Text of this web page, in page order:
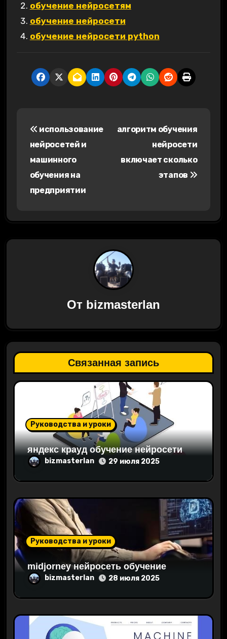
обучение нейросетям
обучение нейросети
обучение нейросети python
а
ц
о
з
а
п
с
я
использование
нейросетей и
машинного
обучения на
предприятии
алгоритм обучения
нейросети
включает сколько
этапов
От bizmasterlan
Связанная запись
Руководства и уроки
яндекс крауд обучение нейросети
bizmasterlan 29 июля 2025
Руководства и уроки
midjorney нейросеть обучение
bizmasterlan 28 июля 2025